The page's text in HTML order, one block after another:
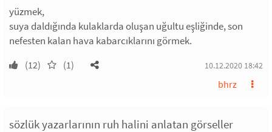
yüzmek,
suya daldığında kulaklarda oluşan uğultu eşliğinde, son
nefesten kalan hava kabarcıklarını görmek.
(12) (1) 10.12.2020 18:42
bhrz
sözlük yazarlarının ruh halini anlatan görseller